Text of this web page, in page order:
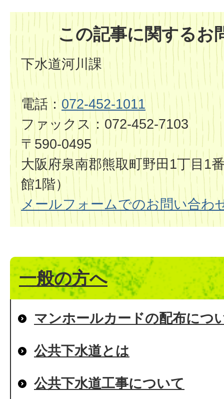
この記事に関するお
下水道河川課
電話： 072-452-1011
ファックス：072-452-7103
〒590-0495
大阪府泉南郡熊取町野田1丁目1
館1階）
メールフォームでのお問い合わ
一般の方へ
マンホールカードの配布につ
公共下水道とは
公共下水道工事について